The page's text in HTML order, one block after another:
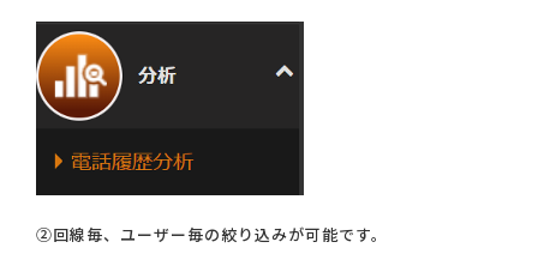
②回線毎、ユーザー毎の絞り込みが可能です。